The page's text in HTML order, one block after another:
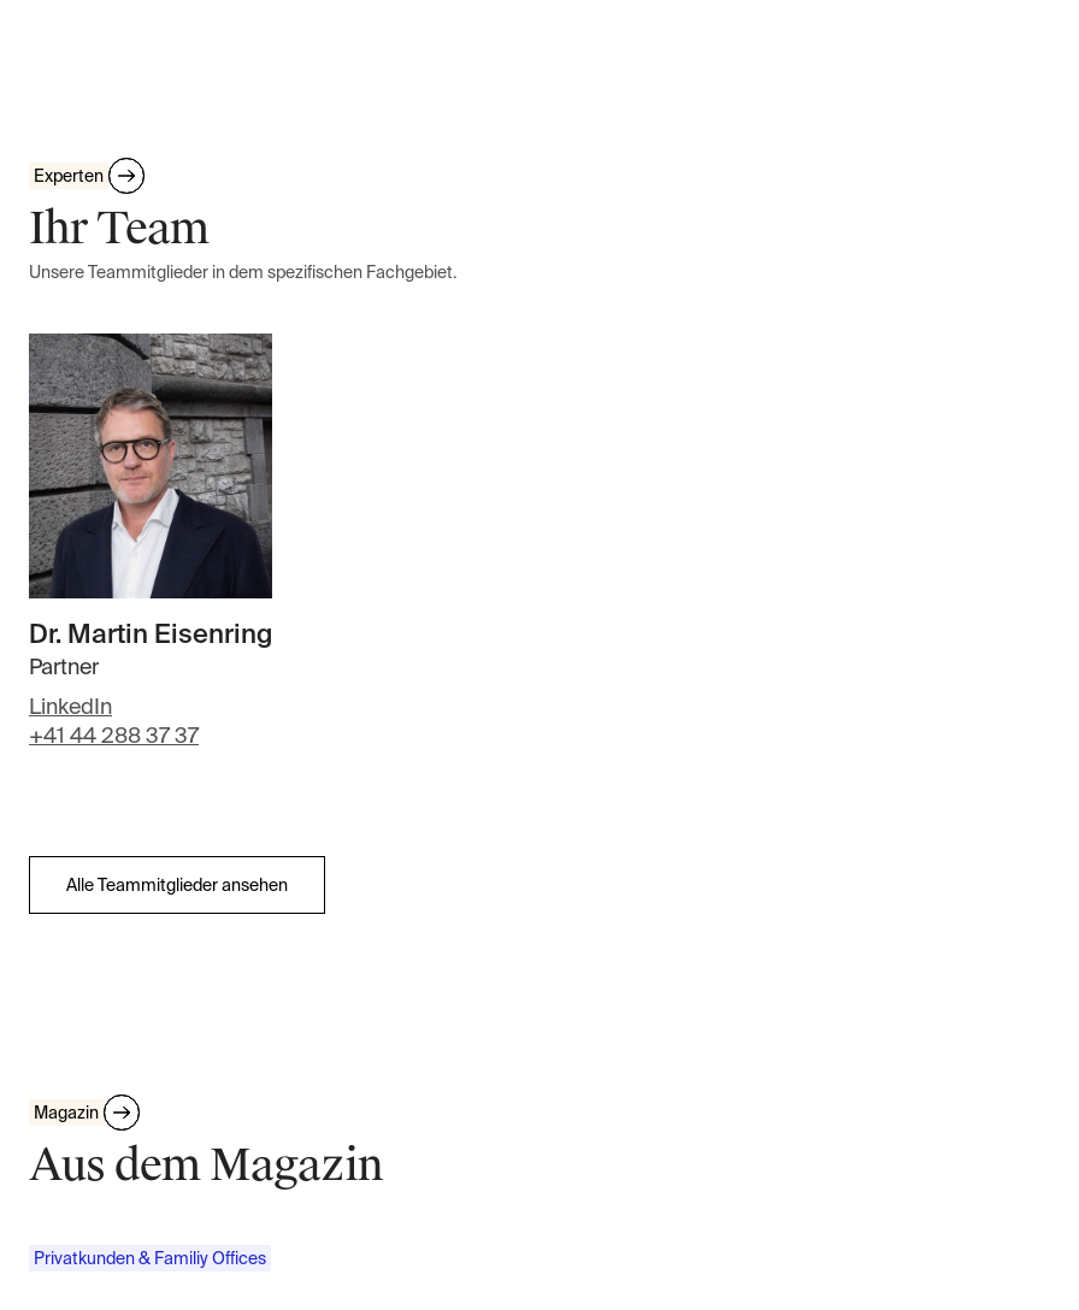
Experten
Ihr Team
Unsere Teammitglieder in dem spezifischen Fachgebiet.
Dr. Martin Eisenring
Partner
LinkedIn
+41 44 288 37 37
Alle Teammitglieder ansehen
Magazin
Aus dem Magazin
Privatkunden & Familiy Offices